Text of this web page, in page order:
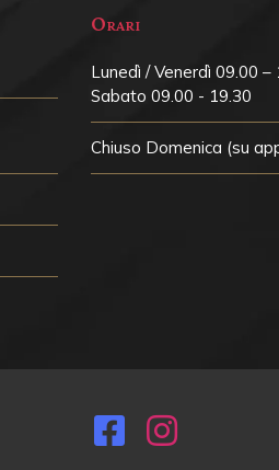
Orari
Lunedì / Venerdì 09.00
Sabato 09.00 - 19.30
Chiuso Domenica (su